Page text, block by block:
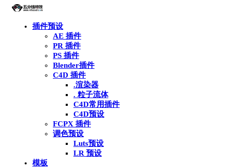
插件预设
AE 插件
PR 插件
PS 插件
Blender插件
C4D 插件
.渲染器
. 粒子流体
C4D常用插件
C4D预设
FCPX 插件
调色预设
Luts预设
LR 预设
模板